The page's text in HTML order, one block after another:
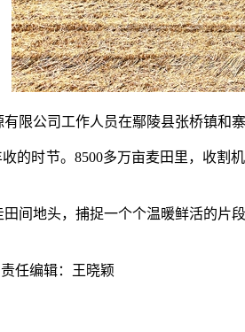
公司工作人员在鄢陵县张桥镇和
时节。8500多万亩麦田里，收割
地头，捕捉一个个温暖鲜活的片
责任编辑：王晓颖